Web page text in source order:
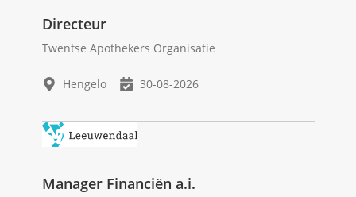
Directeur
Twentse Apothekers Organisatie
Hengelo 30-08-2026
Manager Financiën a.i.